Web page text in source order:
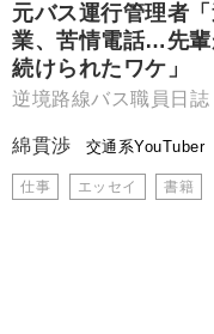
元バス運行管理者
業、苦情電話…先輩
続けられたワケ」
逆境路線バス職員日誌
綿貫渉 交通系YouTuber
仕事 エッセイ 書籍